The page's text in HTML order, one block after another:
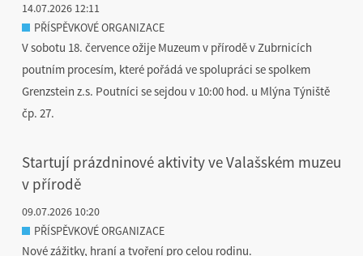
14.07.2026 12:11
PŘÍSPĚVKOVÉ ORGANIZACE
V sobotu 18. července ožije Muzeum v přírodě v Zubrnicích
poutním procesím, které pořádá ve spolupráci se spolkem
Grenzstein z.s. Poutníci se sejdou v 10:00 hod. u Mlýna Týniště
čp. 27.
Startují prázdninové aktivity ve Valašském muzeu
v přírodě
09.07.2026 10:20
PŘÍSPĚVKOVÉ ORGANIZACE
Nové zážitky, hraní a tvoření pro celou rodinu.